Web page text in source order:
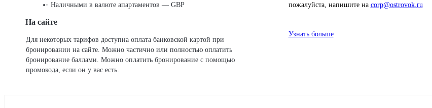
Наличными в валюте апартаментов — GBP
На сайте
Для некоторых тарифов доступна оплата банковской картой при
бронировании на сайте. Можно частично или полностью оплатить
бронирование баллами. Можно оплатить бронирование с помощью
промокода, если он у вас есть.
пожалуйста, напишите на corp@ostrovok.ru
Узнать больше